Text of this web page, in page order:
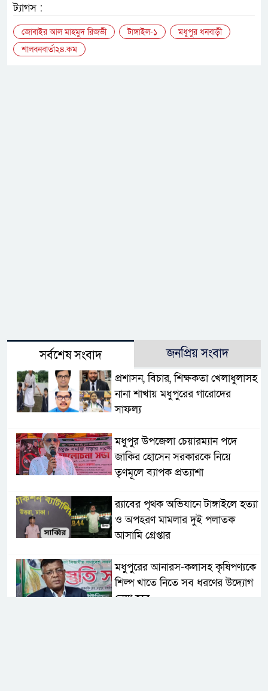
ট্যাগস :
জোবাইর আল মাহমুদ রিজভী টাঙ্গাইল-১
মধুপুর ধনবাড়ী
শালবনবার্তা২৪.কম
সর্বশেষ সংবাদ জনপ্রিয় সংবাদ
প্রশাসন, বিচার, শিক্ষকতা খেলাধুলাসহ
নানা শাখায় মধুপুরের গারোদের
সাফল্য
মধুপুর উপজেলা চেয়ারম্যান পদে
জাকির হোসেন সরকারকে নিয়ে
তৃণমূলে ব্যাপক প্রত্যাশা
র‌্যাবের পৃথক অভিযানে টাঙ্গাইলে হত্যা
ও অপহরণ মামলার দুই পলাতক
আসামি গ্রেপ্তার
মধুপুরের আনারস-কলাসহ কৃষিপণ্যকে
শিল্প খাতে নিতে সব ধরণের উদ্যোগ
নেয়া হবে